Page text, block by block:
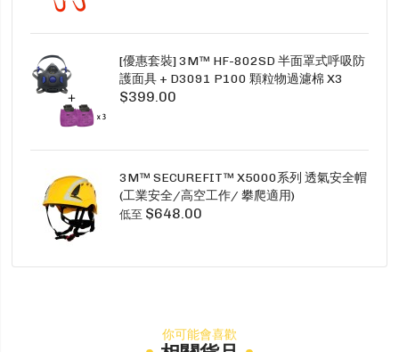
[優惠套裝] 3M™ HF-802SD 半面罩式呼吸防
護面具 + D3091 P100 顆粒物過濾棉 X3
SECURE CLICK HF-802SD HF-800SD 系列
$399.00
3M™ SECUREFIT™ X5000系列 透氣安全帽
(工業安全/高空工作/ 攀爬適用)
低至 $648.00
你可能會喜歡